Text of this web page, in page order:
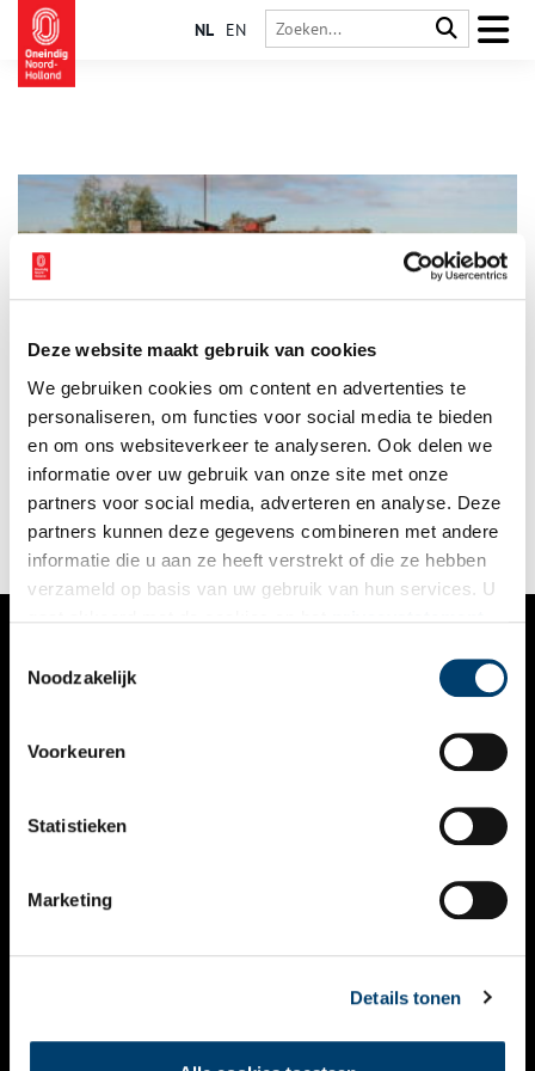
Deze website maakt gebruik van cookies
We gebruiken cookies om content en advertenties te
personaliseren, om functies voor social media te bieden
en om ons websiteverkeer te analyseren. Ook delen we
informatie over uw gebruik van onze site met onze
partners voor social media, adverteren en analyse. Deze
partners kunnen deze gegevens combineren met andere
informatie die u aan ze heeft verstrekt of die ze hebben
verzameld op basis van uw gebruik van hun services. U
Noodzakelijk
Voorkeuren
Statistieken
Marketing
Details tonen
NL EN
De Westbatterij in Muiden is één van de overgebleven
verdedigingswerken binnen de Stelling van Amsterdam die
oorspronkelijk tot de Nieuwe Hollandse Waterlinie behoorden.
De toren dateert uit 1852 en werd in de late negentiende
eeuw toegevoegd aan het Zuidoostfront van de Stelling.
VERHALEN
KALENDER
THEMA’S
VIDEO’S
CONTACT